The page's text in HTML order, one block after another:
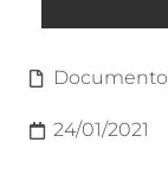
Documento
24/01/2021